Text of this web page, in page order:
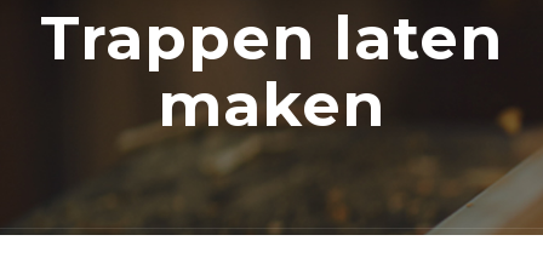
Trappen laten
maken